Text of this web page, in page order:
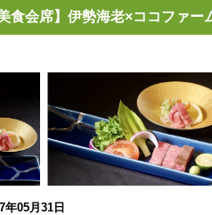
食会席】伊勢海老×ココファ
年05月31日